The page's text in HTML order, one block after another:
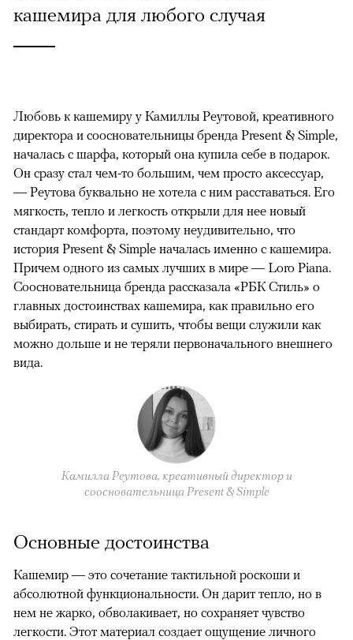
кашемира для любого случая
Любовь к кашемиру у Камиллы Реутовой, креативного
директора и соосновательницы бренда Present & Simple,
началась с шарфа, который она купила себе в подарок.
Он сразу стал чем-то большим, чем просто аксессуар,
— Реутова буквально не хотела с ним расставаться. Его
мягкость, тепло и легкость открыли для нее новый
стандарт комфорта, поэтому неудивительно, что
история Present & Simple началась именно с кашемира.
Причем одного из самых лучших в мире — Loro Piana.
Соосновательница бренда рассказала «РБК Стиль» о
главных достоинствах кашемира, как правильно его
выбирать, стирать и сушить, чтобы вещи служили как
можно дольше и не теряли первоначального внешнего
вида.
Камилла Реутова, креативный директор и
соосновательница Present & Simple
Основные достоинства
Кашемир — это сочетание тактильной роскоши и
абсолютной функциональности. Он дарит тепло, но в
нем не жарко, обволакивает, но сохраняет чувство
легкости. Этот материал создает ощущение личного